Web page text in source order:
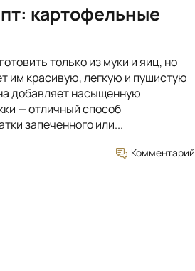
картофельные
только из муки и яиц, но
им красивую, легкую и пушистую
добавляет насыщенную
— отличный способ
запеченного или...
Комментарий